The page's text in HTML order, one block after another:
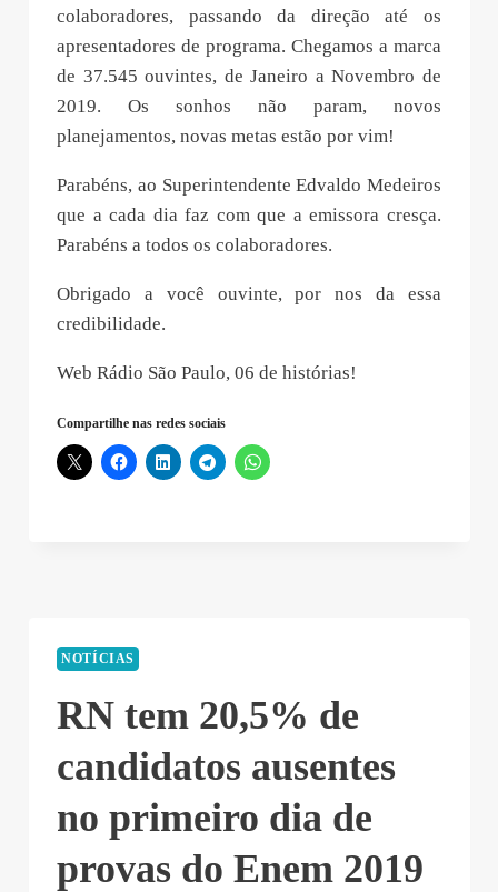
colaboradores, passando da direção até os
apresentadores de programa. Chegamos a marca
de 37.545 ouvintes, de Janeiro a Novembro de
2019. Os sonhos não param, novos
planejamentos, novas metas estão por vim!
Parabéns, ao Superintendente Edvaldo Medeiros
que a cada dia faz com que a emissora cresça.
Parabéns a todos os colaboradores.
Obrigado a você ouvinte, por nos da essa
credibilidade.
Web Rádio São Paulo, 06 de histórias!
Compartilhe nas redes sociais
NOTÍCIAS
RN tem 20,5% de
candidatos ausentes
no primeiro dia de
provas do Enem 2019